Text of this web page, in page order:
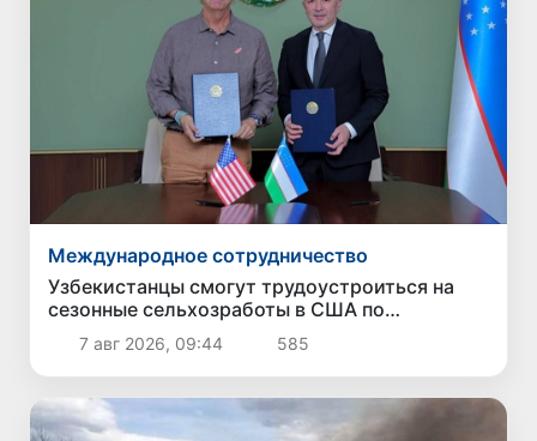
Международное сотрудничество
Узбекистанцы смогут трудоустроиться на
сезонные сельхозработы в США по
программе H-2A
7 авг 2026, 09:44 585